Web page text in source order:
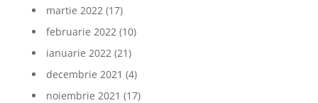
martie 2022(17)
februarie 2022(10)
ianuarie 2022(21)
decembrie 2021 (4)
noiembrie 2021 (17)